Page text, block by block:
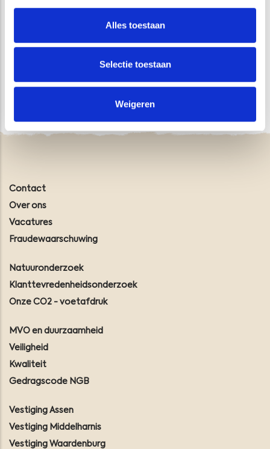
Alles toestaan
Selectie toestaan
Weigeren
WIJ WERKEN VOOR
Contact
Over ons
Vacatures
Fraudewaarschuwing
Natuuronderzoek
Klanttevredenheidsonderzoek
Onze CO2 - voetafdruk
MVO en duurzaamheid
Veiligheid
Kwaliteit
Gedragscode NGB
Vestiging Assen
Vestiging Middelharnis
Vestiging Waardenburg